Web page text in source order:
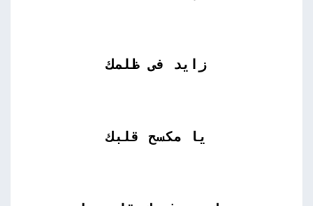
زايد فى ظلمك
يا مكسح قلبك